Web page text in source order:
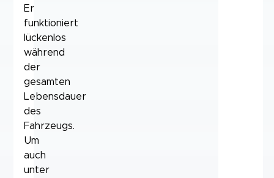
Er
funktioniert
lückenlos
während
der
gesamten
Lebensdauer
des
Fahrzeugs.
Um
auch
unter